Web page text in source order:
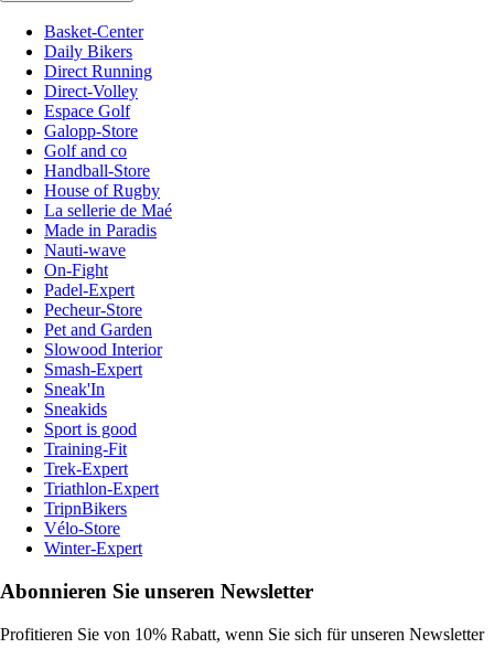
Basket-Center
Daily Bikers
Direct Running
Direct-Volley
Espace Golf
Galopp-Store
Golf and co
Handball-Store
House of Rugby
La sellerie de Maé
Made in Paradis
Nauti-wave
On-Fight
Padel-Expert
Pecheur-Store
Pet and Garden
Slowood Interior
Smash-Expert
Sneak'In
Sneakids
Sport is good
Training-Fit
Trek-Expert
Triathlon-Expert
TripnBikers
Vélo-Store
Winter-Expert
Abonnieren Sie unseren Newsletter
Profitieren Sie von 10% Rabatt, wenn Sie sich für unseren Newsletter